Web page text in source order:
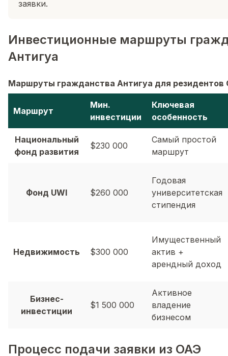
заявки.
Инвестиционные маршруты
Антигуа
Маршруты гражданства Антигуа для резидентов
Маршрут
Мин.
инвестиции
Ключевая
особенность
Национальный
фонд развития
$230 000
Самый простой
маршрут
Фонд UWI $260 000
Годовая
университетская
стипендия
Недвижимость $300 000
Имущественный
актив +
арендный доход
Бизнес-
инвестиции
$1 500 000
Активное
владение
бизнесом
Процесс подачи заявки из ОАЭ